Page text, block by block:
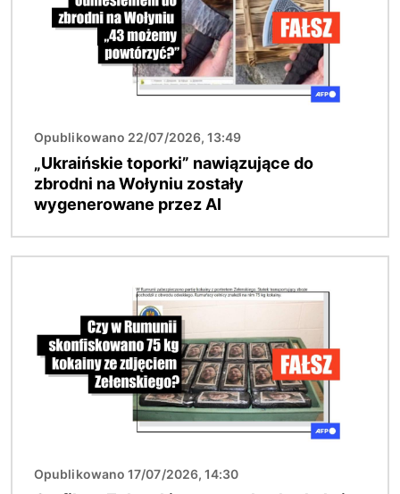
Opublikowano 22/07/2026, 13:49
„Ukraińskie toporki” nawiązujące do
zbrodni na Wołyniu zostały
wygenerowane przez AI
Opublikowano 17/07/2026, 14:30